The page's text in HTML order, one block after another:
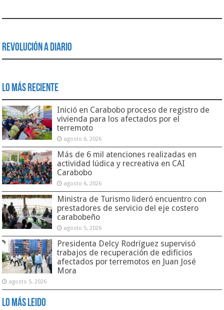
Revolución a Diario
Lo Más Reciente
Inició en Carabobo proceso de registro de
vivienda para los afectados por el
terremoto
agosto 6, 2026
Más de 6 mil atenciones realizadas en
actividad lúdica y recreativa en CAI
Carabobo
agosto 6, 2026
Ministra de Turismo lideró encuentro con
prestadores de servicio del eje costero
carabobeño
agosto 5, 2026
Presidenta Delcy Rodríguez supervisó
trabajos de recuperación de edificios
afectados por terremotos en Juan José
Mora
agosto 5, 2026
Lo Más Leido